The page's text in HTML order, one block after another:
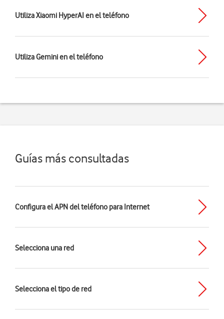
Utiliza Xiaomi HyperAI en el teléfono
Utiliza Gemini en el teléfono
Guías más consultadas
Configura el APN del teléfono para Internet
Selecciona una red
Selecciona el tipo de red